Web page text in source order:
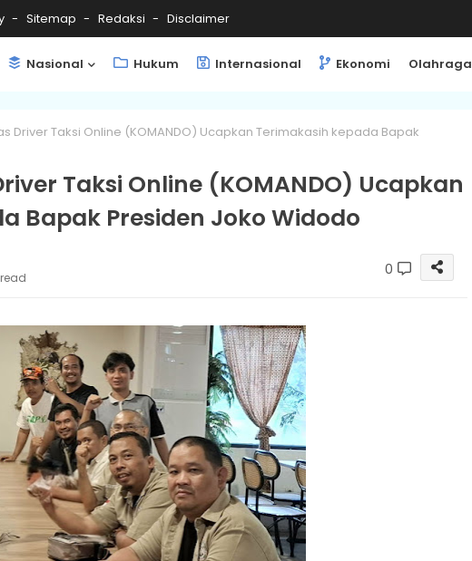
Sitemap Redaksi Disclaimer
Nasional Hukum Internasional Ekonomi Olahraga
Driver Taksi Online (KOMANDO) Ucapkan Terimakasih kepada Bapak
Taksi Online (KOMANDO) Ucapkan
Bapak Presiden Joko Widodo
0